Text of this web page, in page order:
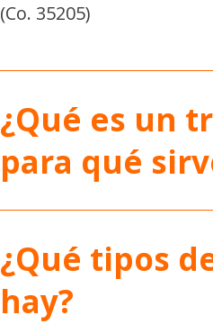
(Co. 35205)
¿Qué es un
para qué
¿Qué tipos
hay?